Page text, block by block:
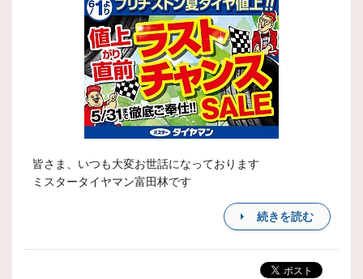
皆さま、いつも大変お世話になっております
ミスタータイヤマン富田林です
続きを読む